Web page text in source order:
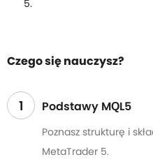
5.
Czego się nauczysz?
1 Podstawy MQL5
Poznasz strukturę i
MetaTrader 5.